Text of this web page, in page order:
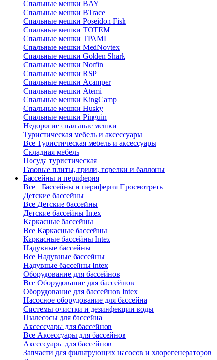
Спальные мешки BAY
Спальные мешки BTrace
Спальные мешки Poseidon Fish
Спальные мешки ТОТЕМ
Спальные мешки ТРАМП
Cпальные мешки MedNovtex
Спальные мешки Golden Shark
Спальные мешки Norfin
Спальные мешки RSP
Спальные мешки Acamper
Спальные мешки Atemi
Спальные мешки KingCamp
Спальные мешки Husky
Спальные мешки Pinguin
Недорогие спальные мешки
Туристическая мебель и аксессуары
Все Туристическая мебель и аксессуары
Складная мебель
Посуда туристическая
Газовые плиты, грили, горелки и баллоны
Бассейны и периферия
Все - Бассейны и периферия Просмотреть
Детские бассейны
Все Детские бассейны
Детские бассейны Intex
Каркасные бассейны
Все Каркасные бассейны
Каркасные бассейны Intex
Надувные бассейны
Все Надувные бассейны
Надувные бассейны Intex
Оборудование для бассейнов
Все Оборудование для бассейнов
Оборудование для бассейнов Intex
Насосное оборудование для бассейна
Системы очистки и дезинфекции воды
Пылесосы для бассейна
Аксессуары для бассейнов
Все Аксессуары для бассейнов
Аксессуары для бассейнов
Запчасти для фильтрующих насосов и хлорогенераторов